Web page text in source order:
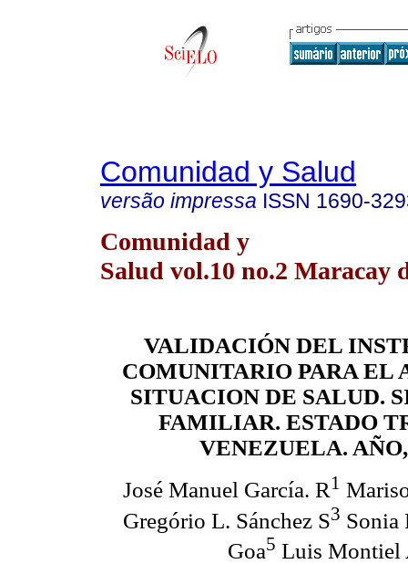
Comunidad y Salud
versão impressa ISSN 1690-
Comunidad y
Salud vol.10 no.2 Maracay
VALIDACIÓN DEL
COMUNITARIO PARA EL
SITUACION DE SALUD.
FAMILIAR. ESTADO
VENEZUELA.
José Manuel García. R1
Gregório L. Sánchez S3 Sonia
Goa5 Luis Montiel